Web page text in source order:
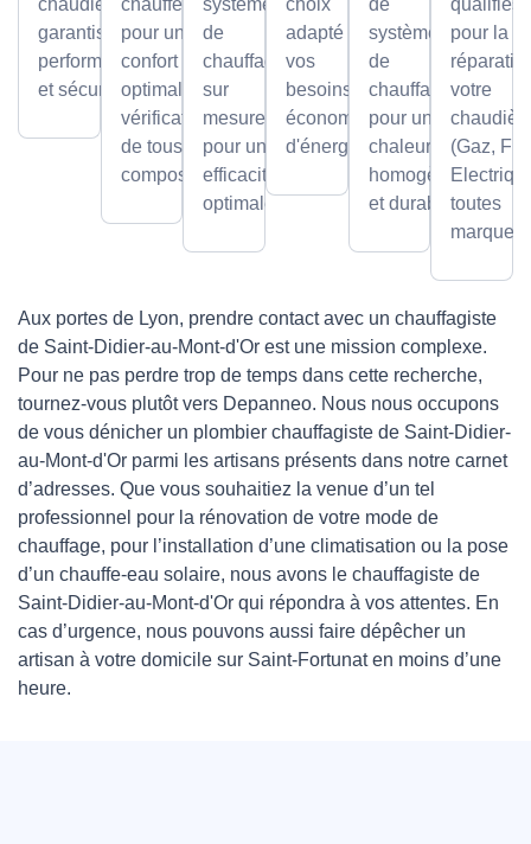
chaudières,
garantissant
performance
et sécurité.
chauffe-eau
pour un
confort
optimal avec
vérification
de tous les
composants.
systèmes
de
chauffage
sur
mesure,
pour une
efficacité
optimale.
choix
adapté à
vos
besoins et
économies
d'énergie.
de
systèmes
de
chauffage
pour une
chaleur
homogène
et durable.
qualifiés
pour la
votre
(Gaz,
toutes
marques.
Aux portes de Lyon, prendre contact avec un chauffagiste
de Saint-Didier-au-Mont-d'Or est une mission complexe.
Pour ne pas perdre trop de temps dans cette recherche,
tournez-vous plutôt vers Depanneo. Nous nous occupons
de vous dénicher un plombier chauffagiste de Saint-Didier-
au-Mont-d'Or parmi les artisans présents dans notre carnet
d’adresses. Que vous souhaitiez la venue d’un tel
professionnel pour la rénovation de votre mode de
chauffage, pour l’installation d’une climatisation ou la pose
d’un chauffe-eau solaire, nous avons le chauffagiste de
Saint-Didier-au-Mont-d'Or qui répondra à vos attentes. En
cas d’urgence, nous pouvons aussi faire dépêcher un
artisan à votre domicile sur Saint-Fortunat en moins d’une
heure.